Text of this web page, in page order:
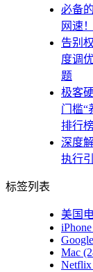
必备
网速
告别
度调
题
极客
门槛“
排行
深度
执行
标签列表
美国
iPhone
Mac
Netflix